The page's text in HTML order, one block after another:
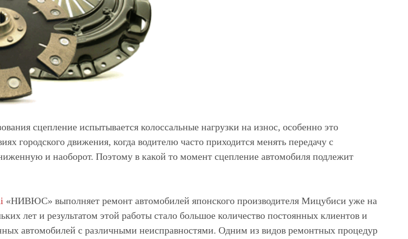
сцепление испытывается колоссальные нагрузки на износ, особенно это
городского движения, когда водителю часто приходится менять передачу с
и наоборот. Поэтому в какой то момент сцепление автомобиля подлежит
«НИВЮС» выполняет ремонт автомобилей японского производителя Мицубиси уже на
лет и результатом этой работы стало большое количество постоянных клиентов и
автомобилей с различными неисправностями. Одним из видов ремонтных процедур